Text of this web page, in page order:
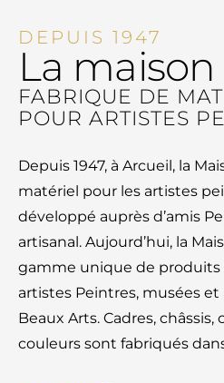
DEPUIS 1947
La
FABRIQUE DE
POUR ARTISTES
Depuis 1947, à Arcueil, la
matériel pour les artistes
développé auprès d’amis
artisanal. Aujourd’hui, la
gamme unique de produits
artistes Peintres, musées
Beaux Arts. Cadres,
couleurs sont fabriqués